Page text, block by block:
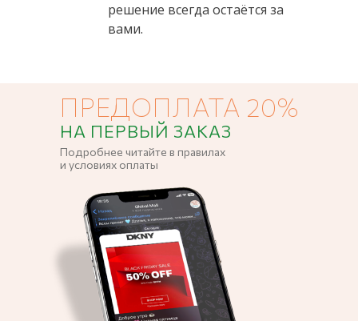
решение всегда остаётся за
вами.
Подробнее читайте в правилах
и условиях оплаты
ПРЕДОПЛАТА 20%
НА ПЕРВЫЙ ЗАКАЗ